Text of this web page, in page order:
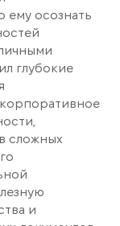
ему осознать
глубокие
сложных
и